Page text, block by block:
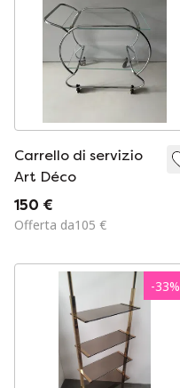
Carrello di servizio
Art Déco
150 €
Offerta da105 €
-33%